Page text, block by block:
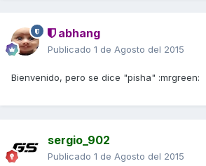
abhang
Publicado 1 de Agosto del 2015
Bienvenido, pero se dice "pisha" :mrgreen:
sergio_902
Publicado 1 de Agosto del 2015